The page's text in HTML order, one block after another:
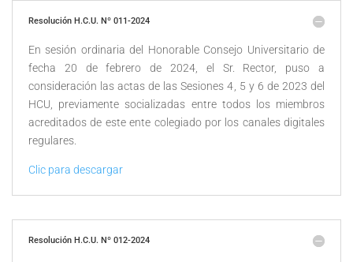
Resolución H.C.U. Nº 011-2024
En sesión ordinaria del Honorable Consejo Universitario de
fecha 20 de febrero de 2024, el Sr. Rector, puso a
consideración las actas de las Sesiones 4, 5 y 6 de 2023 del
HCU, previamente socializadas entre todos los miembros
acreditados de este ente colegiado por los canales digitales
regulares.
Clic para descargar
Resolución H.C.U. Nº 012-2024